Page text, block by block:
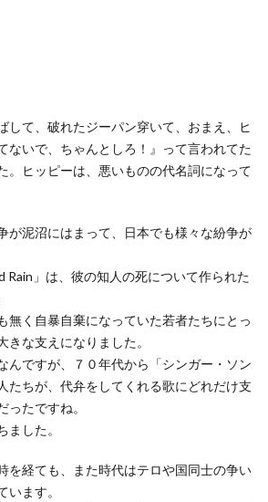
して、破れたジーパン穿いて、おまえ、ヒ
ないで、ちゃんとしろ！』って言われてた
。ヒッピーは、悪いものの代名詞になって
が泥沼にはまって、日本でも様々な紛争が
Rain」は、彼の知人の死について作られた
無く自暴自棄になっていた若者たちにとっ
きな支えになりました。
んですが、７０年代から「シンガー・ソン
たちが、代弁をしてくれる歌にどれだけ支
ったですね。
ました。
を経ても、また時代はテロや国同士の争い
います。